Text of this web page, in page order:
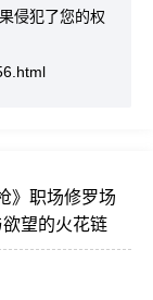
侵犯了您的权
》职场修罗场
望的火花链